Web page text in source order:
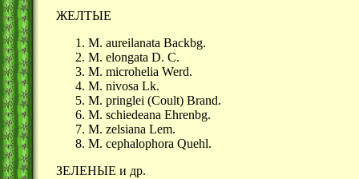
ЖЕЛТЫЕ
M. aureilanata Backbg.
M. elongata D. C.
M. microhelia Werd.
M. nivosa Lk.
M. pringlei (Coult) Brand.
M. schiedeana Ehrenbg.
M. zelsiana Lem.
M. cephalophora Quehl.
ЗЕЛЕНЫЕ и др.